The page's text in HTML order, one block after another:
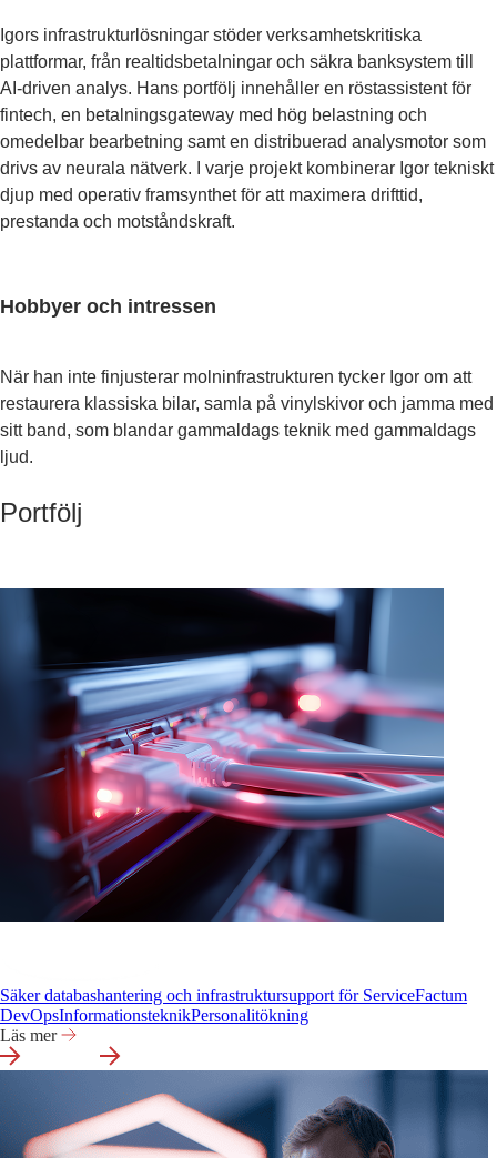
Igors infrastrukturlösningar stöder verksamhetskritiska
plattformar, från realtidsbetalningar och säkra banksystem till
AI-driven analys. Hans portfölj innehåller en röstassistent för
fintech, en betalningsgateway med hög belastning och
omedelbar bearbetning samt en distribuerad analysmotor som
drivs av neurala nätverk. I varje projekt kombinerar Igor tekniskt
djup med operativ framsynthet för att maximera drifttid,
prestanda och motståndskraft.
Hobbyer och intressen
När han inte finjusterar molninfrastrukturen tycker Igor om att
restaurera klassiska bilar, samla på vinylskivor och jamma med
sitt band, som blandar gammaldags teknik med gammaldags
ljud.
Portfölj
Säker databashantering och infrastruktursupport för ServiceFactum
DevOpsInformationsteknikPersonalitökning
Läs mer